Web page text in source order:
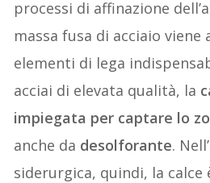
processi di affinazione
massa fusa di acciaio
elementi di lega
acciai di elevata qualità, la
impiegata per captare lo
anche da desolforante.
siderurgica, quindi, la calce